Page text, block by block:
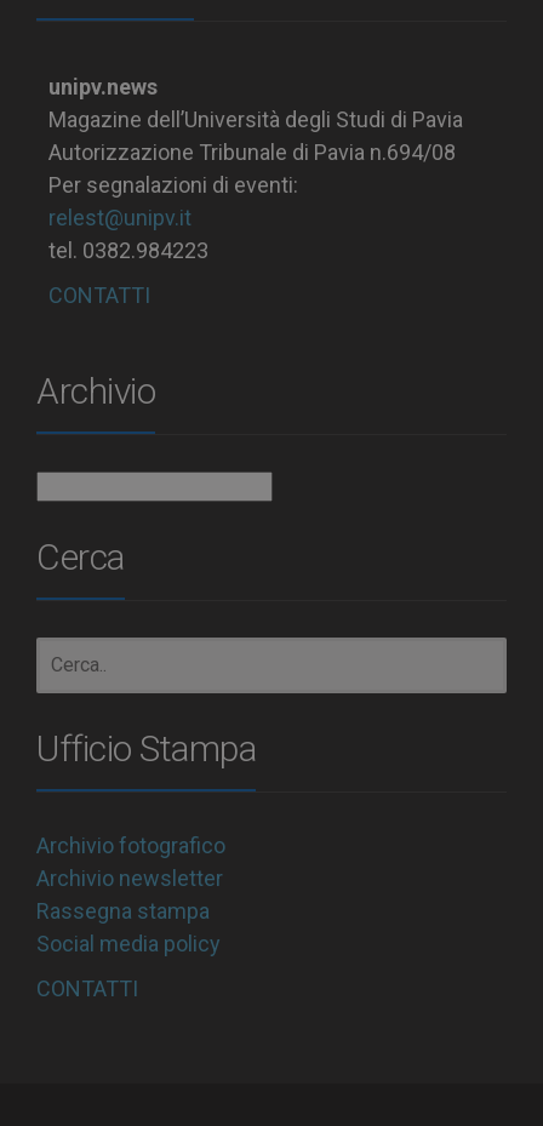
unipv.news
Magazine dell’Università degli Studi di Pavia
Autorizzazione Tribunale di Pavia n.694/08
Per segnalazioni di eventi:
relest@unipv.it
tel. 0382.984223
CONTATTI
Archivio
Cerca
Ufficio Stampa
Archivio fotografico
Archivio newsletter
Rassegna stampa
Social media policy
CONTATTI